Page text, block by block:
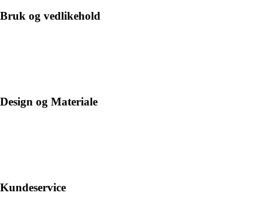
Bruk og vedlikehold
Design og Materiale
Kundeservice